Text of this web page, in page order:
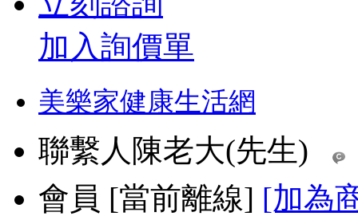
加入詢價單
美樂家健康生活網
聯繫人 陳老大(先生)
會員 [當前離線] [加為